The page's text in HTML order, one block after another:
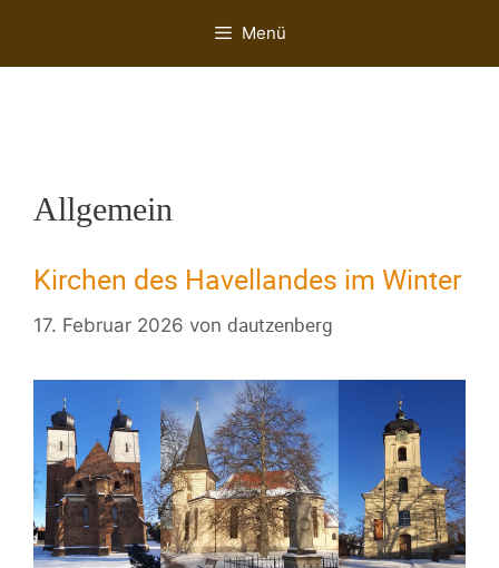
Menü
Allgemein
Kirchen des Havellandes im Winter
17. Februar 2026 von dautzenberg